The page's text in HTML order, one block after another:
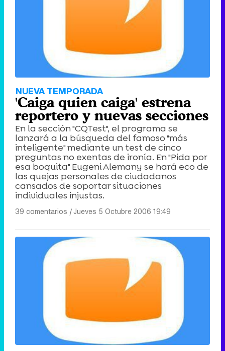
NUEVA TEMPORADA
'Caiga quien caiga' estrena
reportero y nuevas secciones
En la sección "CQTest", el programa se
lanzará a la búsqueda del famoso "más
inteligente" mediante un test de cinco
preguntas no exentas de ironía. En "Pida por
esa boquita" Eugeni Alemany se hará eco de
las quejas personales de ciudadanos
cansados de soportar situaciones
individuales injustas.
39 comentarios |Jueves 5 Octubre 2006 19:49